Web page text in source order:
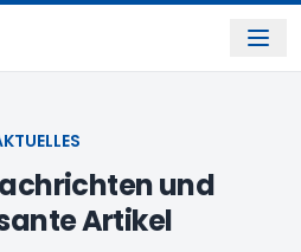
und
Artikel